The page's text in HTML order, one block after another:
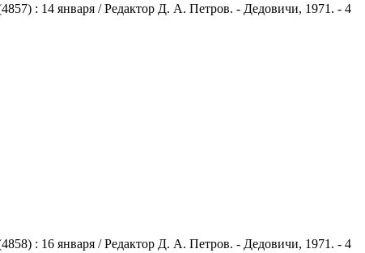
: 14 января / Редактор Д. А. Петров. - Дедовичи, 1971. - 4
: 16 января / Редактор Д. А. Петров. - Дедовичи, 1971. - 4